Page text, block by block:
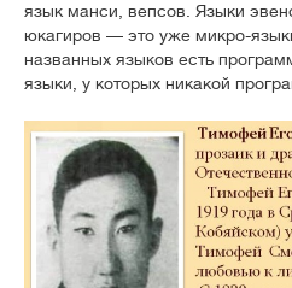
язык манси, вепсов. Языки
юкагиров — это уже микро-
названных языков есть
языки, у которых никакой